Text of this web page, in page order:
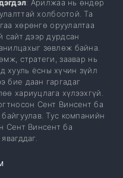
: Арилжаа нь өндөр
холбоотой. Та
хөрөнгө оруулалтаа
сайт дээр дурдсан
зөвлөж байна.
стратеги, заавар нь
хууль ёсны хүчин зүйл
бие даан гаргадаг
хариуцлага хүлээхгүй.
Сент Винсент ба
Тус компанийн
Сент Винсент ба